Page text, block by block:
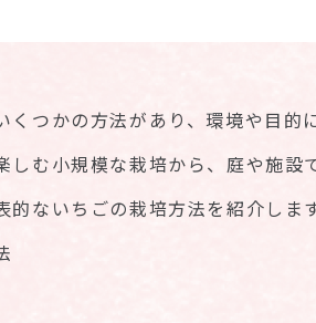
くつかの方法があり、環境や目的
しむ小規模な栽培から、庭や施設
的ないちごの栽培方法を紹介します